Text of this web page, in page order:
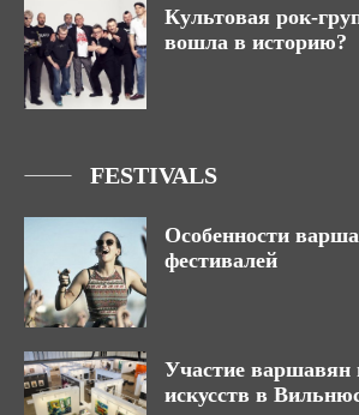
Культовая рок-
вошла в историю?
FESTIVALS
Особенности
фестивалей
Участие варшавян
искусств в